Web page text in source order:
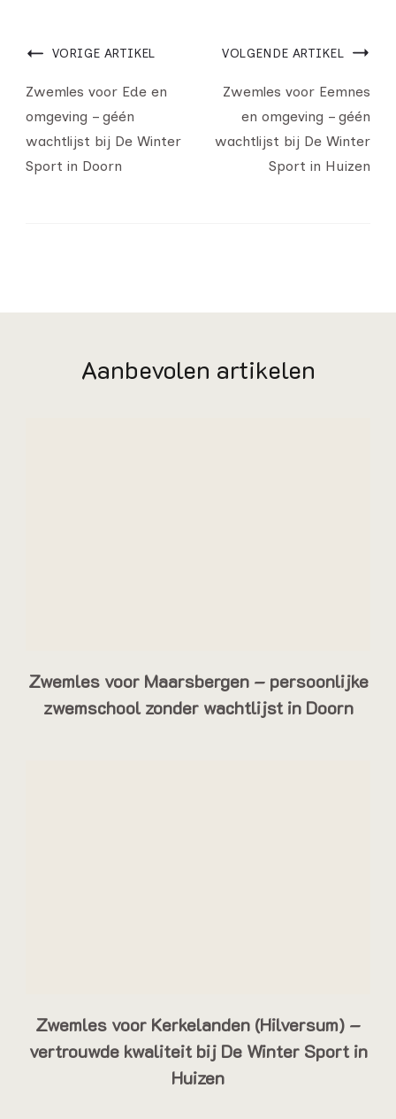
VORIGE ARTIKEL
Zwemles voor Ede en
omgeving – géén
wachtlijst bij De Winter
Sport in Doorn
VOLGENDE ARTIKEL
Zwemles voor Eemnes
en omgeving – géén
wachtlijst bij De Winter
Sport in Huizen
Aanbevolen artikelen
Zwemles voor Maarsbergen – persoonlijke
zwemschool zonder wachtlijst in Doorn
Zwemles voor Kerkelanden (Hilversum) –
vertrouwde kwaliteit bij De Winter Sport in
Huizen